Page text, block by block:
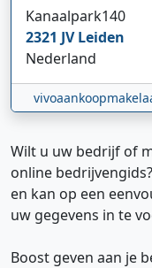
Kanaalpark140
2321 JVLeiden
Nederland
Wilt u uw bedrijf of
online
en kan op een
uw gegevens in te
Boost geven aan je